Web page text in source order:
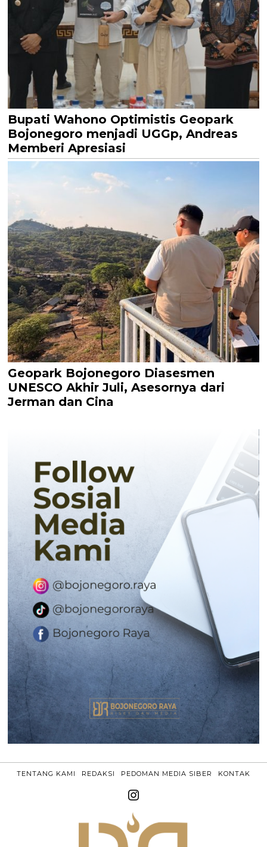
Bupati Wahono Optimistis Geopark
Bojonegoro menjadi UGGp, Andreas
Memberi Apresiasi
Geopark Bojonegoro Diasesmen
UNESCO Akhir Juli, Asesornya dari
Jerman dan Cina
TENTANG KAMI REDAKSI PEDOMAN MEDIA SIBER KONTAK